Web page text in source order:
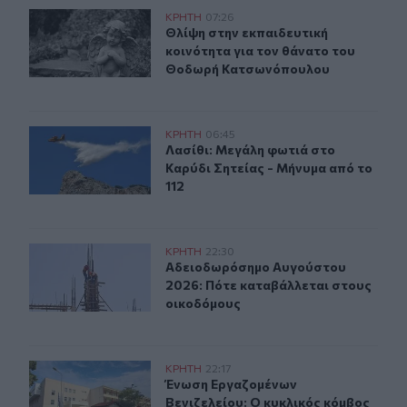
Θλίψη στην εκπαιδευτική κοινότητα για τον θάνατο
ΚΡΗΤΗ 07:26
Θλίψη στην εκπαιδευτική
Θλίψη στην εκπαιδευτική
κοινότητα για τον θάνατο του
Θοδωρή Κατσωνόπουλου
Λασίθι: Μεγάλη φωτιά στο Καρύδι Σητείας - Μήνυμα
ΚΡΗΤΗ 06:45
Λασίθι: Μεγάλη φωτιά στο Καρύδι
Λασίθι: Μεγάλη φωτιά στο
Καρύδι Σητείας - Μήνυμα από το
112
Αδειοδωρόσημο Αυγούστου 2026: Πότε καταβάλλεται
ΚΡΗΤΗ 22:30
Αδειοδωρόσημο Αυγούστου 2026:
Αδειοδωρόσημο Αυγούστου
2026: Πότε καταβάλλεται στους
οικοδόμους
Ένωση Εργαζομένων Βενιζελείου: Ο κυκλικός κόμβος
ΚΡΗΤΗ 22:17
Ένωση Εργαζομένων Βενιζελείου:
Ένωση Εργαζομένων
Βενιζελείου: Ο κυκλικός κόμβος